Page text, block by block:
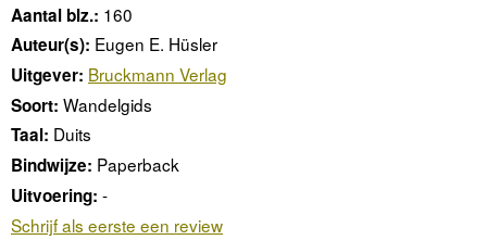
Aantal blz.: 160
Auteur(s): Eugen E. Hüsler
Uitgever: Bruckmann Verlag
Soort: Wandelgids
Taal: Duits
Bindwijze: Paperback
Uitvoering: -
Schrijf als eerste een review